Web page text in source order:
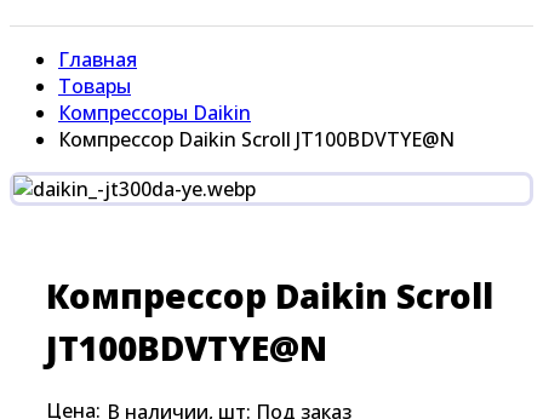
Главная
Товары
Компрессоры Daikin
Компрессор Daikin Scroll JT100BDVTYE@N
Компрессор Daikin Scroll
JT100BDVTYE@N
Цена: В наличии, шт: Под заказ